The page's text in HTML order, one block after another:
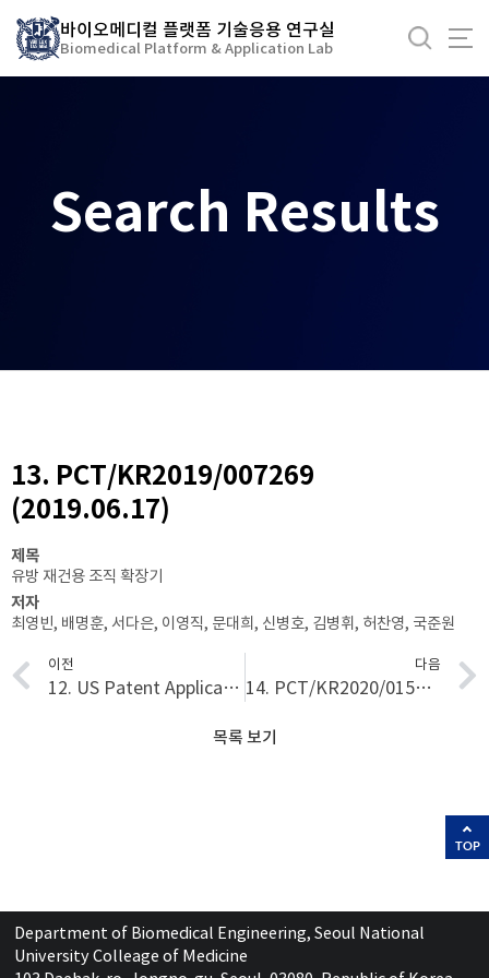
바이오메디컬 플랫폼 기술응용 연구실
Biomedical Platform & Application Lab
Search Results
13. PCT/KR2019/007269
(2019.06.17)
제목
유방 재건용 조직 확장기
저자
최영빈, 배명훈, 서다은, 이영직, 문대희, 신병호, 김병휘, 허찬영, 국준원
이전
12. US Patent Application Number, 14/396,982 (2017.05.09)
다음
14. PCT/KR2020/015827 (2020.11.13)
목록 보기
TOP
Department of Biomedical Engineering, Seoul National
University Colleage of Medicine